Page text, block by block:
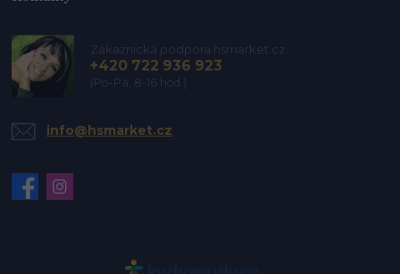
Zákaznická podpora hsmarket.cz
+420 722 936 923
(Po-Pá, 8-16 hod.)
info@hsmarket.cz